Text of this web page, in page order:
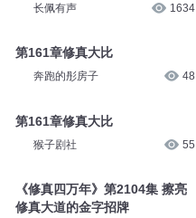
长佩有声 1634
第161章修真大比
奔跑的彤房子 48
第161章修真大比
猴子剧社 55
《修真四万年》第2104集 擦亮
修真大道的金字招牌